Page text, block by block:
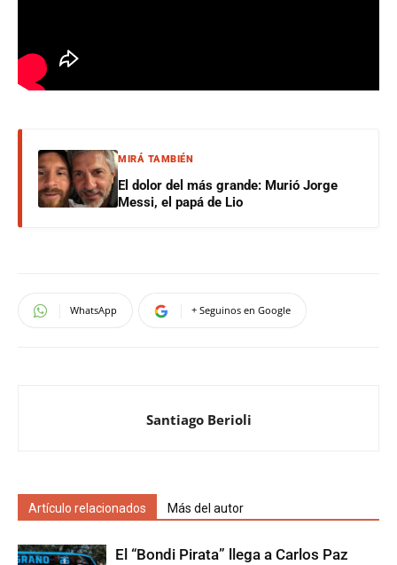
MIRÁ TAMBIÉN
El dolor del más grande: Murió Jorge
Messi, el papá de Lio
WhatsApp + Seguinos en Google
Santiago Berioli
Artículo relacionados Más del autor
El “Bondi Pirata” llega a Carlos Paz